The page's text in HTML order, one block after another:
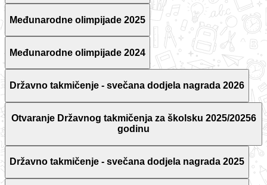
Međunarodne olimpijade 2025
Međunarodne olimpijade 2024
Državno takmičenje - svečana dodjela nagrada 2026
Otvaranje Državnog takmičenja za školsku 2025/20256
godinu
Državno takmičenje - svečana dodjela nagrada 2025